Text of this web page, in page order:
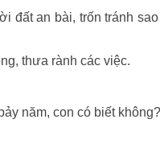
đất an bài, trốn tránh
thưa rành các việc.
năm, con có biết không?